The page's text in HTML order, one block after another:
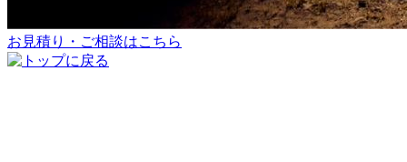
お見積り・ご相談はこちら